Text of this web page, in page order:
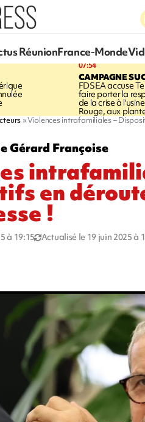
RéunionFrance-Monde
07:54
CAMPAGNE
FDSEA accuse
faire porter la
de la crise à
Rouge, aux
Violences intrafamiliales –
Gérard Françoise
en
!
à 19:15 Actualisé le 19 juin 2025 à